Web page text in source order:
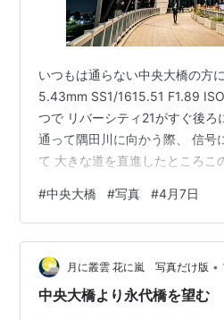
いつもは通らない中央大橋の方
5.43mm SS1/1615.51 F1.89
つで リバーシティ21がすぐ後ろ
通って隅田川に向かう際、 信号
て 大きな道を直進したところこ
る。 ブログの更新に関して、原
するかたちで 予約投稿している
の月末にあらかた決めてしまっ
り前に書いている。 具体的には
をきると落ち着かない。 また写
#中央大橋 #写真 #4月7日
月に叢雲 花に嵐 写真だけ版 •
中央大橋より永代橋を望む